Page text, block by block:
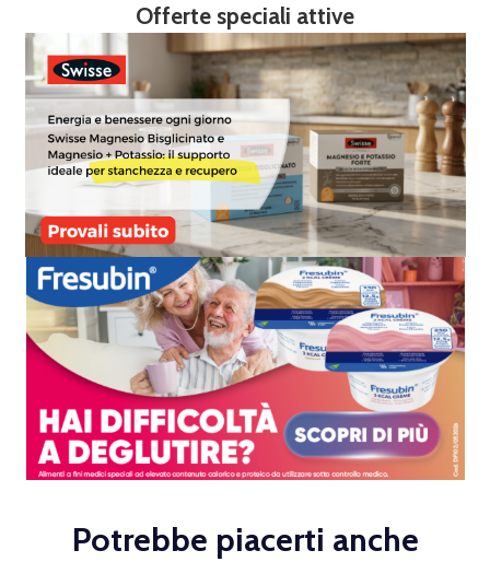
Offerte speciali attive
Potrebbe piacerti anche